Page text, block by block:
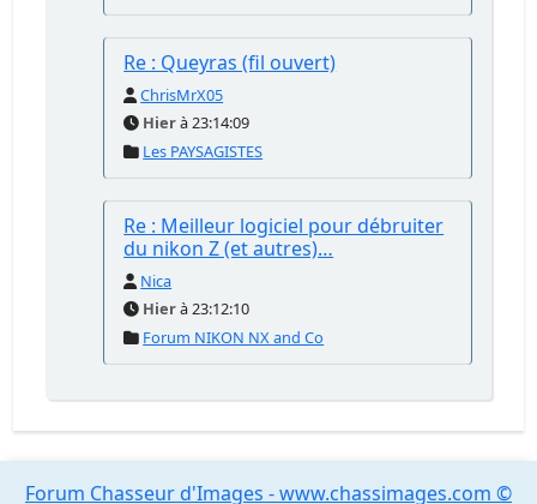
Re : Queyras (fil ouvert)
ChrisMrX05
Hierà 23:14:09
Les PAYSAGISTES
Re : Meilleur logiciel pour débruiter
du nikon Z (et autres)…
Nica
Hierà 23:12:10
Forum NIKON NX and Co
Forum Chasseur d'Images - www.chassimages.com ©